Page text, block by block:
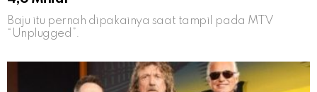
Baju itu pernah dipakainya saat tampil pada MTV
“Unplugged”.